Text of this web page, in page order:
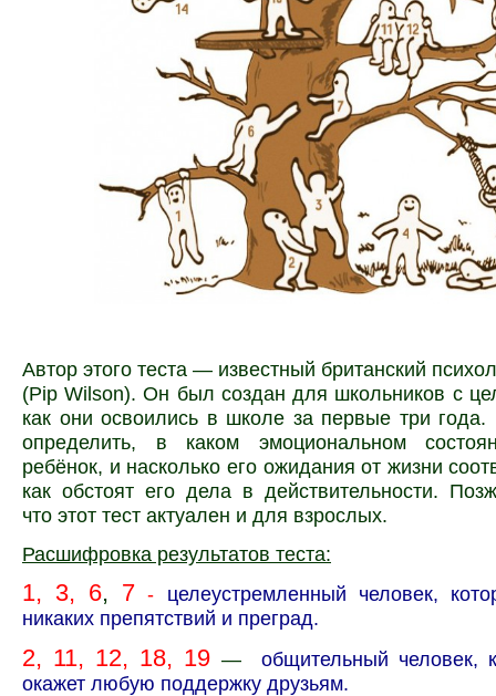
Автор этого теста — известный британский
(Pip Wilson). Он был создан для школьников с
как они освоились в школе за первые три года.
определить, в каком эмоциональном
ребёнок, и насколько его ожидания от жизни
как обстоят его дела в действительности.
что этот тест актуален и для взрослых.
Расшифровка результатов теста:
1, 3, 6, 7 - целеустремленный человек,
никаких препятствий и преград.
2, 11, 12, 18, 19 —
общительный человек,
окажет любую поддержку друзьям.